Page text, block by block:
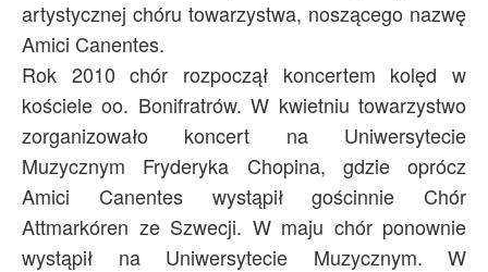
artystycznej chóru towarzystwa, noszącego nazwę
Amici Canentes.
Rok 2010 chór rozpoczął koncertem kolęd w
kościele oo. Bonifratrów. W kwietniu towarzystwo
zorganizowało koncert na Uniwersytecie
Muzycznym Fryderyka Chopina, gdzie oprócz
Amici Canentes wystąpił gościnnie Chór
Attmarkóren ze Szwecji. W maju chór ponownie
wystąpił na Uniwersytecie Muzycznym. W